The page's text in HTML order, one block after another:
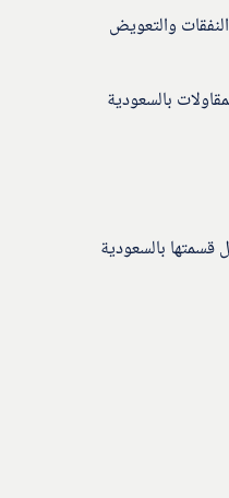
والتعويض
بالسعودية
قسمتها بالسعودية